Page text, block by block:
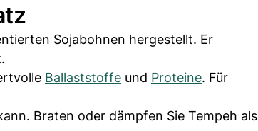
Sojabohnen hergestellt. Er
Ballaststoffe und Proteine. Für
Braten oder dämpfen Sie Tempeh als